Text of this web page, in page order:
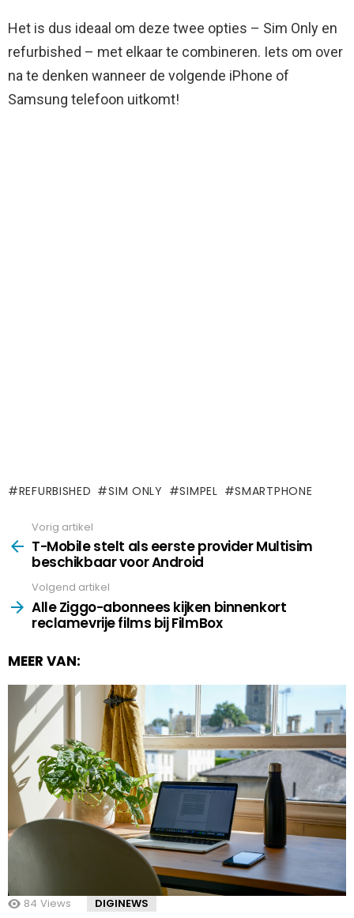
Het is dus ideaal om deze twee opties – Sim Only en
refurbished – met elkaar te combineren. Iets om over
na te denken wanneer de volgende iPhone of
Samsung telefoon uitkomt!
REFURBISHED SIM ONLY SIMPEL SMARTPHONE
more
Vorig artikel
T-Mobile stelt als eerste provider Multisim
beschikbaar voor Android
Volgend artikel
Alle Ziggo-abonnees kijken binnenkort
reclamevrije films bij FilmBox
MEER VAN:
84 Views DIGINEWS